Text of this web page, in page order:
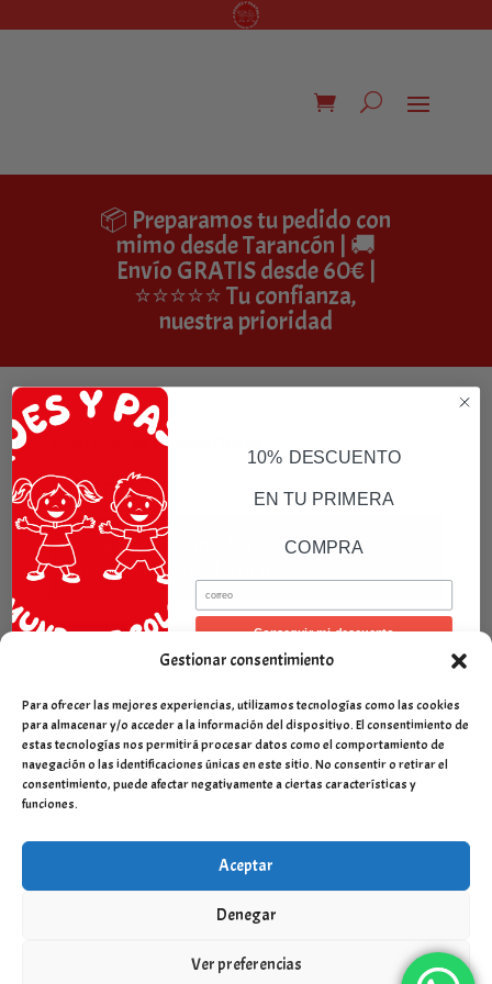
Gestionar consentimiento
Para ofrecer las mejores experiencias, utilizamos tecnologías como las cookies
para almacenar y/o acceder a la información del dispositivo. El consentimiento de
estas tecnologías nos permitirá procesar datos como el comportamiento de
navegación o las identificaciones únicas en este sitio. No consentir o retirar el
consentimiento, puede afectar negativamente a ciertas características y
funciones.
Aceptar
Denegar
Ver preferencias
📦 Preparamos tu pedido con
mimo desde Tarancón | 🚚
Envío GRATIS desde 60€ |
⭐⭐⭐⭐⭐ Tu confianza,
nuestra prioridad
/ Color del producto / Marón
Marón
No se han encontrado productos que
coincidan con tu selección.
Servinet Sistemas y Comunicación SLU
10% DESCUENTO
EN TU PRIMERA
COMPRA
Email
Conseguir mi descuento